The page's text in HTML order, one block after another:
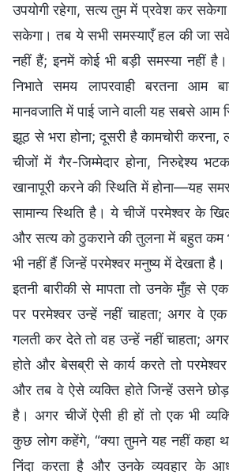
उपयोगी रहेगा, सत्य तुम में प्रवेश कर
सकेगा। तब ये सभी समस्याएँ हल की जा
नहीं हैं; इनमें कोई भी बड़ी समस्या नहीं
निभाते समय लापरवाही बरतना आम
मानवजाति में पाई जाने वाली यह सबसे आम
झूठ से भरा होना; दूसरी है कामचोरी करना,
चीजों में गैर-जिम्मेदार होना, निरुद्देश्य
खानापूरी करने की स्थिति में होना—यह
सामान्य स्थिति है। ये चीजें परमेश्वर के
और सत्य को ठुकराने की तुलना में बहुत कम
भी नहीं हैं जिन्हें परमेश्वर मनुष्य में देखता
इतनी बारीकी से मापता तो उनके मुँह से
पर परमेश्वर उन्हें नहीं चाहता; अगर वे एक
गलती कर देते तो वह उन्हें नहीं चाहता;
होते और बेसब्री से कार्य करते तो
और तब वे ऐसे व्यक्ति होते जिन्हें उसने छोड़
है। अगर चीजें ऐसी ही हों तो एक भी
कुछ लोग कहेंगे, “क्या तुमने यह नहीं कहा
निंदा करता है और उनके व्यवहार के